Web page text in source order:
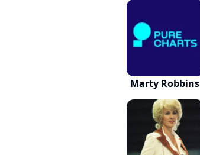
Marty Robbins